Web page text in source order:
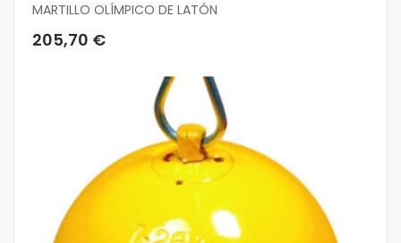
MARTILLO OLÍMPICO DE LATÓN
205,70 €